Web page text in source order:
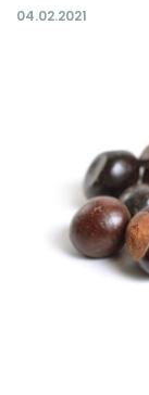
04.02.2021